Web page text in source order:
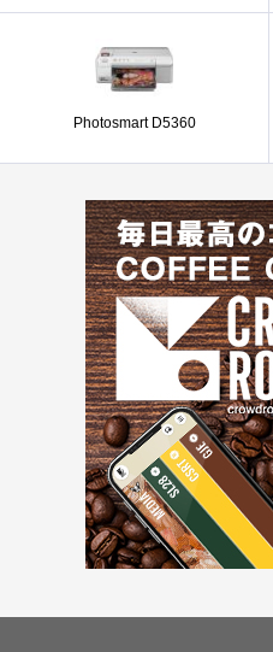
Photosmart D5360